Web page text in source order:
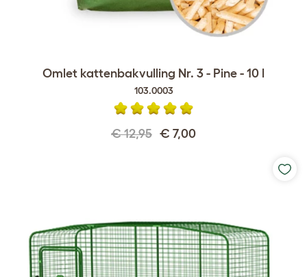
Omlet kattenbakvulling Nr. 3 - Pine - 10 l
103.0003
€ 12,95 € 7,00